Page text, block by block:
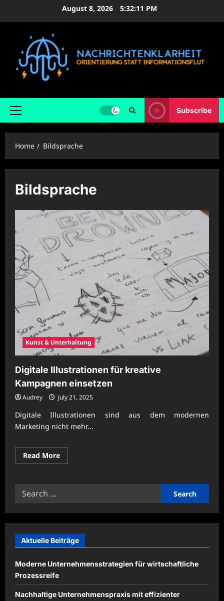
August 8, 2026 5:32:12 PM
Primary
Subscribe
Home Bildsprache
Bildsprache
Kunst & Unterhaltung
Digitale Illustrationen für kreative
Kampagnen einsetzen
Audrey July 21, 2025
Digitale Illustrationen sind aus dem modernen
Marketing nicht mehr...
Read MoreRead
more
einsetzen
Search
Aktuelle Beiträge
Moderne Unternehmensstrategien für wirtschaftliche
Prozessreife
Nachhaltige Unternehmenspraxis mit effizienter